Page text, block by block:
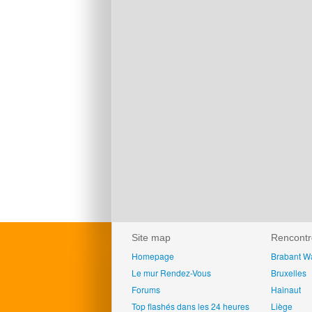
Site map
Homepage
Le mur Rendez-Vous
Forums
Top flashés dans les 24 heures
Brabant
Bruxelles
Hainaut
Liège